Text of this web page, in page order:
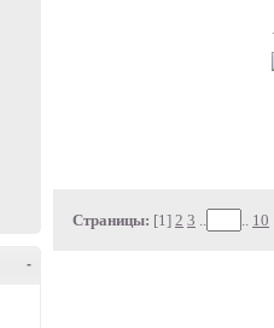
-
Страницы: [1] 2 3 10